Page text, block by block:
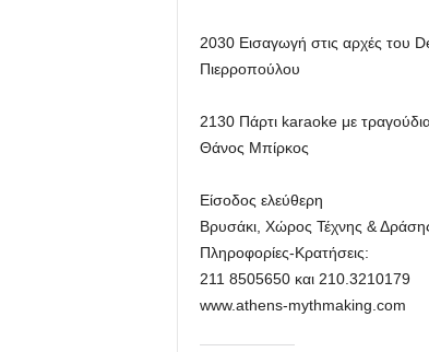
2030 Εισαγωγή στις αρχές του
Πιερροπούλου
2130 Πάρτι karaoke με
Θάνος Μπίρκος
Είσοδος ελεύθερη
Βρυσάκι, Χώρος Τέχνης &
Πληροφορίες-Κρατήσεις:
211 8505650 και 210.3210179
www.athens-mythmaking.com